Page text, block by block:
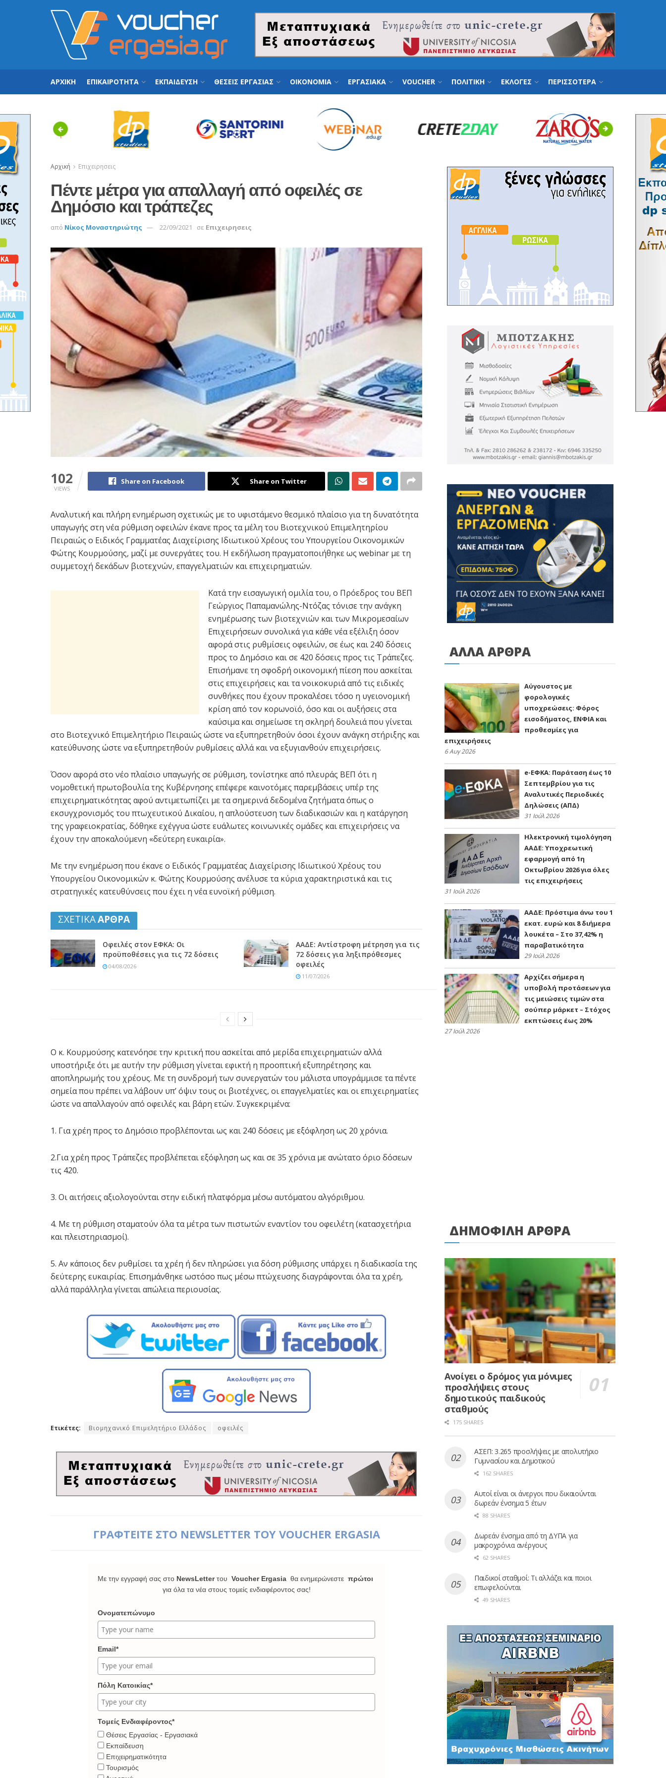
ΑΡΧΙΚΗ ΕΠΙΚΑΙΡΟΤΗΤΑ ΕΚΠΑΙΔΕΥΣΗ ΘΕΣΕΙΣ ΕΡΓΑΣΙΑΣ ΟΙΚΟΝΟΜΙΑ ΕΡΓΑΣΙΑΚΑ VOUCHER ΠΟΛΙΤΙΚΗ ΕΚΛΟΓΕΣ ΠΕΡΙΣΣΟΤΕΡΑ
Previous Next
Αρχική Επιχειρησεις
Πέντε μέτρα για απαλλαγή από οφειλές σε
Δημόσιο και τράπεζες
από Νίκος Μοναστηριώτης 22/09/2021 σε Επιχειρησεις
102
VIEWS
Share on Facebook Share on Twitter
Αναλυτική και πλήρη ενημέρωση σχετικώς με το υφιστάμενο θεσμικό πλαίσιο για τη δυνατότητα
υπαγωγής στη νέα ρύθμιση οφειλών έκανε προς τα μέλη του Βιοτεχνικού Επιμελητηρίου
Πειραιώς ο Ειδικός Γραμματέας Διαχείρισης Ιδιωτικού Χρέους του Υπουργείου Οικονομικών
Φώτης Κουρμούσης, μαζί με συνεργάτες του. Η εκδήλωση πραγματοποιήθηκε ως webinar με τη
συμμετοχή δεκάδων βιοτεχνών, επαγγελματιών και επιχειρηματιών.
Κατά την εισαγωγική ομιλία του, ο Πρόεδρος του ΒΕΠ
Γεώργιος Παπαμανώλης-Ντόζας τόνισε την ανάγκη
ενημέρωσης των βιοτεχνιών και των Μικρομεσαίων
Επιχειρήσεων συνολικά για κάθε νέα εξέλιξη όσον
αφορά στις ρυθμίσεις οφειλών, σε έως και 240 δόσεις
προς το Δημόσιο και σε 420 δόσεις προς τις Τράπεζες.
Επισήμανε τη σφοδρή οικονομική πίεση που ασκείται
στις επιχειρήσεις και τα νοικοκυριά από τις ειδικές
συνθήκες που έχουν προκαλέσει τόσο η υγειονομική
κρίση από τον κορωνοϊό, όσο και οι αυξήσεις στα
καύσιμα και σημείωσε τη σκληρή δουλειά που γίνεται
στο Βιοτεχνικό Επιμελητήριο Πειραιώς ώστε να εξυπηρετηθούν όσοι έχουν ανάγκη στήριξης και
κατεύθυνσης ώστε να εξυπηρετηθούν ρυθμίσεις αλλά και να εξυγιανθούν επιχειρήσεις.
Όσον αφορά στο νέο πλαίσιο υπαγωγής σε ρύθμιση, τονίστηκε από πλευράς ΒΕΠ ότι η
νομοθετική πρωτοβουλία της Κυβέρνησης επέφερε καινοτόμες παρεμβάσεις υπέρ της
επιχειρηματικότητας αφού αντιμετωπίζει με τα σημερινά δεδομένα ζητήματα όπως ο
εκσυγχρονισμός του πτωχευτικού Δικαίου, η απλούστευση των διαδικασιών και η κατάργηση
της γραφειοκρατίας, δόθηκε εχέγγυα ώστε ευάλωτες κοινωνικές ομάδες και επιχειρήσεις να
έχουν την αποκαλούμενη «δεύτερη ευκαιρία».
Με την ενημέρωση που έκανε ο Ειδικός Γραμματέας Διαχείρισης Ιδιωτικού Χρέους του
Υπουργείου Οικονομικών κ. Φώτης Κουρμούσης ανέλυσε τα κύρια χαρακτηριστικά και τις
στρατηγικές κατευθύνσεις που έχει η νέα ευνοϊκή ρύθμιση.
ΣΧΕΤΙΚΑΑΡΘΡΑ
Οφειλές στον ΕΦΚΑ: Οι
προϋποθέσεις για τις 72 δόσεις
04/08/2026
ΑΑΔΕ: Αντίστροφη μέτρηση για τις
72 δόσεις για ληξιπρόθεσμες
οφειλές
11/07/2026
Ο κ. Κουρμούσης κατενόησε την κριτική που ασκείται από μερίδα επιχειρηματιών αλλά
υποστήριξε ότι με αυτήν την ρύθμιση γίνεται εφικτή η προοπτική εξυπηρέτησης και
αποπληρωμής του χρέους. Με τη συνδρομή των συνεργατών του μάλιστα υπογράμμισε τα πέντε
σημεία που πρέπει να λάβουν υπ’ όψιν τους οι βιοτέχνες, οι επαγγελματίες και οι επιχειρηματίες
ώστε να απαλλαγούν από οφειλές και βάρη ετών. Συγκεκριμένα:
1. Για χρέη προς το Δημόσιο προβλέπονται ως και 240 δόσεις με εξόφληση ως 20 χρόνια.
2.Για χρέη προς Τράπεζες προβλέπεται εξόφληση ως και σε 35 χρόνια με ανώτατο όριο δόσεων
τις 420.
3. Οι αιτήσεις αξιολογούνται στην ειδική πλατφόρμα μέσω αυτόματου αλγόριθμου.
4. Με τη ρύθμιση σταματούν όλα τα μέτρα των πιστωτών εναντίον του οφειλέτη (κατασχετήρια
και πλειστηριασμοί).
5. Αν κάποιος δεν ρυθμίσει τα χρέη ή δεν πληρώσει για δόση ρύθμισης υπάρχει η διαδικασία της
δεύτερης ευκαιρίας. Επισημάνθηκε ωστόσο πως μέσω πτώχευσης διαγράφονται όλα τα χρέη,
αλλά παράλληλα γίνεται απώλεια περιουσίας.
Ετικέτες: Βιομηχανικό Επιμελητήριο Ελλάδος οφειλές
ΓΡΑΦΤΕΙΤΕ ΣΤΟ NEWSLETTER ΤΟΥ VOUCHER ERGASIA
Με την εγγραφή σας στο NewsLetterτου Voucher Ergasia θα ενημερώνεστε πρώτοι
για όλα τα νέα στους τομείς ενδιαφέροντος σας!
Ονοματεπώνυμο
Email*
Πόλη Κατοικίας*
Τομείς Ενδιαφέροντος*
Θέσεις Εργασίας - Εργασιακά
Εκπαίδευση
Επιχειρηματικότητα
Τουρισμός
ΑΛΛΑ ΑΡΘΡΑ
Αύγουστος με
φορολογικές
υποχρεώσεις: Φόρος
εισοδήματος, ΕΝΦΙΑ και
προθεσμίες για
επιχειρήσεις
6 Αυγ 2026
e-ΕΦΚΑ: Παράταση έως 10
Σεπτεμβρίου για τις
Αναλυτικές Περιοδικές
Δηλώσεις (ΑΠΔ)
31 Ιούλ 2026
Ηλεκτρονική τιμολόγηση
ΑΑΔΕ: Υποχρεωτική
εφαρμογή από 1η
Οκτωβρίου 2026 για όλες
τις επιχειρήσεις
31 Ιούλ 2026
ΑΑΔΕ: Πρόστιμα άνω του 1
εκατ. ευρώ και 8 διήμερα
λουκέτα – Στο 37,42% η
παραβατικότητα
29 Ιούλ 2026
Αρχίζει σήμερα η
υποβολή προτάσεων για
τις μειώσεις τιμών στα
σούπερ μάρκετ – Στόχος
εκπτώσεις έως 20%
27 Ιούλ 2026
ΔΗΜΟΦΙΛΗ ΑΡΘΡΑ
Ανοίγει ο δρόμος για μόνιμες
προσλήψεις στους
δημοτικούς παιδικούς
σταθμούς
175 SHARES
ΑΣΕΠ: 3.265 προσλήψεις με απολυτήριο
Γυμνασίου και Δημοτικού
162 SHARES
Αυτοί είναι οι άνεργοι που δικαιούνται
δωρεάν ένσημα 5 έτων
88 SHARES
Δωρεάν ένσημα από τη ΔΥΠΑ για
μακροχρόνια ανέργους
62 SHARES
Παιδικοί σταθμοί: Τι αλλάζει και ποιοι
επωφελούνται
49 SHARES